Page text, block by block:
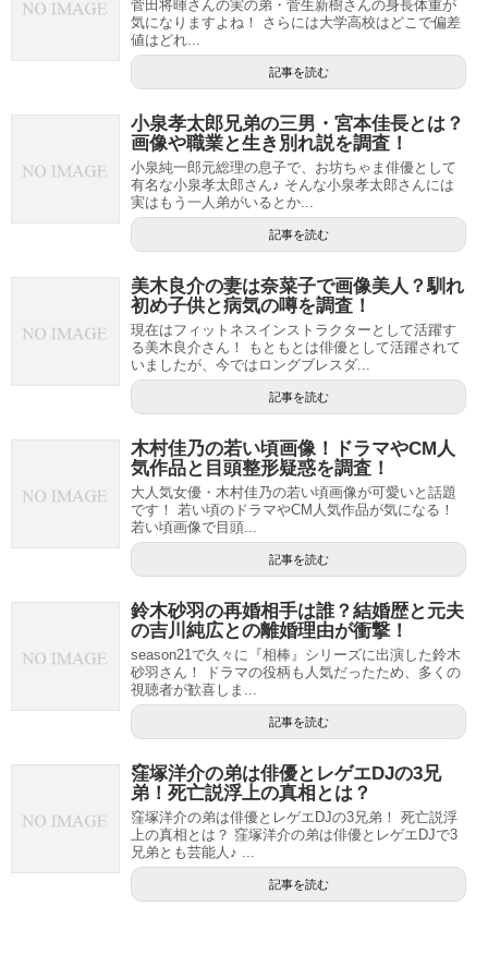
菅田将暉さんの実の弟・菅生新樹さんの身長体重が
気になりますよね！ さらには大学高校はどこで偏差
値はどれ...
記事を読む
小泉孝太郎兄弟の三男・宮本佳長とは？
画像や職業と生き別れ説を調査！
小泉純一郎元総理の息子で、お坊ちゃま俳優として
有名な小泉孝太郎さん♪ そんな小泉孝太郎さんには
実はもう一人弟がいるとか...
記事を読む
美木良介の妻は奈菜子で画像美人？馴れ
初め子供と病気の噂を調査！
現在はフィットネスインストラクターとして活躍す
る美木良介さん！ もともとは俳優として活躍されて
いましたが、今ではロングブレスダ...
記事を読む
木村佳乃の若い頃画像！ドラマやCM人
気作品と目頭整形疑惑を調査！
大人気女優・木村佳乃の若い頃画像が可愛いと話題
です！ 若い頃のドラマやCM人気作品が気になる！
若い頃画像で目頭...
記事を読む
鈴木砂羽の再婚相手は誰？結婚歴と元夫
の吉川純広との離婚理由が衝撃！
season21で久々に『相棒』シリーズに出演した鈴木
砂羽さん！ ドラマの役柄も人気だったため、多くの
視聴者が歓喜しま...
記事を読む
窪塚洋介の弟は俳優とレゲエDJの3兄
弟！死亡説浮上の真相とは？
窪塚洋介の弟は俳優とレゲエDJの3兄弟！ 死亡説浮
上の真相とは？ 窪塚洋介の弟は俳優とレゲエDJで3
兄弟とも芸能人♪ ...
記事を読む